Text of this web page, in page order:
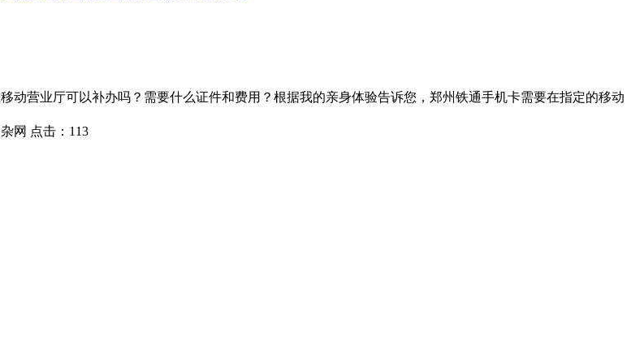
动营业厅可以补办吗？需要什么证件和费用？根据我的亲身体验告诉您，郑州铁通手机卡需要在指定的移动
网 点击： 113